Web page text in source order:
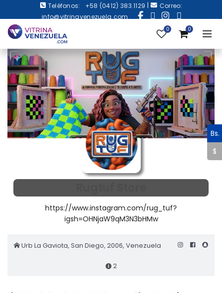
Teléfonos: +58 (0412) 383.1129 |
Correo:
info@vitrinavenezuela.com
0 0
https://www.instagram.com/rug_tuf?
igsh=OHNjaW9qM3N3bHMw
Urb La Gaviota, San Diego, 2006, Venezuela
2
Bs.
$